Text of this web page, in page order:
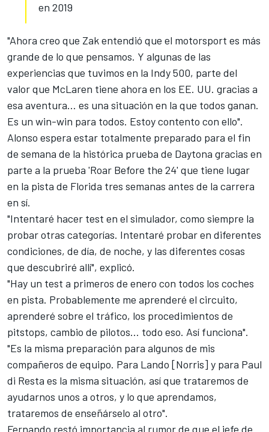
en 2019
"Ahora creo que Zak entendió que el motorsport es más
grande de lo que pensamos. Y algunas de las
experiencias que tuvimos en la Indy 500, parte del
valor que McLaren tiene ahora en los EE. UU. gracias a
esa aventura... es una situación en la que todos ganan.
Es un win-win para todos. Estoy contento con ello".
Alonso espera estar totalmente preparado para el fin
de semana de la histórica prueba de Daytona gracias en
parte a la prueba 'Roar Before the 24' que tiene lugar
en la pista de Florida tres semanas antes de la carrera
en sí.
"Intentaré hacer test en el simulador, como siempre la
probar otras categorías. Intentaré probar en diferentes
condiciones, de día, de noche, y las diferentes cosas
que descubriré allí", explicó.
"Hay un test a primeros de enero con todos los coches
en pista. Probablemente me aprenderé el circuito,
aprenderé sobre el tráfico, los procedimientos de
pitstops, cambio de pilotos... todo eso. Así funciona".
"Es la misma preparación para algunos de mis
compañeros de equipo. Para Lando [Norris] y para Paul
di Resta es la misma situación, así que trataremos de
ayudarnos unos a otros, y lo que aprendamos,
trataremos de enseñárselo al otro".
Fernando restó importancia al rumor de que el jefe de